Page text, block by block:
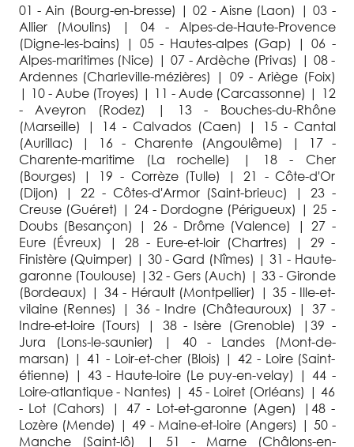
01 - Ain (Bourg-en-bresse) | 02 - Aisne (Laon) | 03 -
Allier (Moulins) | 04 - Alpes-de-Haute-Provence
(Digne-les-bains) | 05 - Hautes-alpes (Gap) | 06 -
Alpes-maritimes (Nice) | 07 - Ardèche (Privas) | 08 -
Ardennes (Charleville-mézières) | 09 - Ariège (Foix)
| 10 - Aube (Troyes) | 11 - Aude (Carcassonne) | 12
- Aveyron (Rodez) | 13 - Bouches-du-Rhône
(Marseille) | 14 - Calvados (Caen) | 15 - Cantal
(Aurillac) | 16 - Charente (Angoulême) | 17 -
Charente-maritime (La rochelle) | 18 - Cher
(Bourges) | 19 - Corrèze (Tulle) | 21 - Côte-d'Or
(Dijon) | 22 - Côtes-d'Armor (Saint-brieuc) | 23 -
Creuse (Guéret) | 24 - Dordogne (Périgueux) | 25 -
Doubs (Besançon) | 26 - Drôme (Valence) | 27 -
Eure (Évreux) | 28 - Eure-et-loir (Chartres) | 29 -
Finistère (Quimper) | 30 - Gard (Nîmes) | 31 - Haute-
garonne (Toulouse) |32 - Gers (Auch) | 33 - Gironde
(Bordeaux) | 34 - Hérault (Montpellier) | 35 - Ille-et-
vilaine (Rennes) | 36 - Indre (Châteauroux) | 37 -
Indre-et-loire (Tours) | 38 - Isère (Grenoble) |39 -
Jura (Lons-le-saunier) | 40 - Landes (Mont-de-
marsan) | 41 - Loir-et-cher (Blois) | 42 - Loire (Saint-
étienne) | 43 - Haute-loire (Le puy-en-velay) | 44 -
Loire-atlantique - Nantes) | 45 - Loiret (Orléans) | 46
- Lot (Cahors) | 47 - Lot-et-garonne (Agen) |48 -
Lozère (Mende) | 49 - Maine-et-loire (Angers) | 50 -
Manche (Saint-lô) | 51 - Marne (Châlons-en-